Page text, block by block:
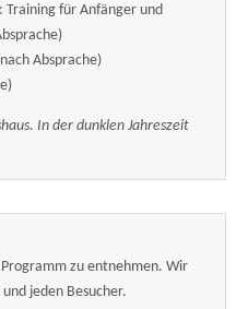
für Anfänger und
Absprache)
In der dunklen Jahreszeit
zu entnehmen. Wir
jeden Besucher.